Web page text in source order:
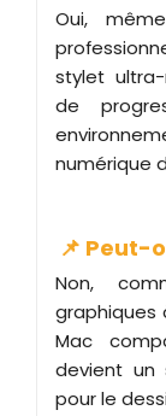
Oui,
stylet
de
numérique
📌 Peut-
Non,
graphiques
Mac
devient un
pour le